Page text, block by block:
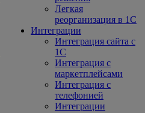
Легкая
реорганизация в 1С
Интеграции
Интеграция сайта с
1С
Интеграция с
маркетплейсами
Интеграция с
телефонией
Интеграции